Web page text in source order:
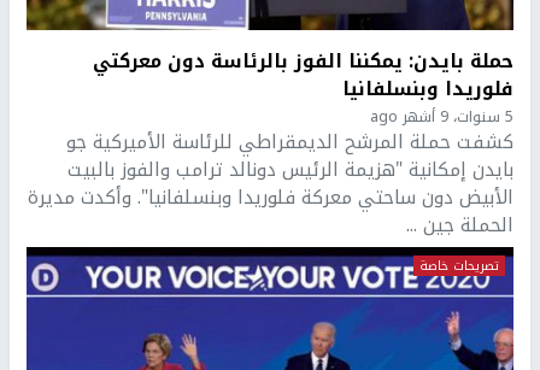
حملة بايدن: يمكننا الفوز بالرئاسة دون معركتي
فلوريدا وبنسلفانيا
5 سنوات، 9 أشهر ago
كشفت حملة المرشح الديمقراطي للرئاسة الأميركية جو
بايدن إمكانية "هزيمة الرئيس دونالد ترامب والفوز بالبيت
الأبيض دون ساحتي معركة فلوريدا وبنسلفانيا". وأكدت مديرة
الحملة جين ...
تصريحات خاصة